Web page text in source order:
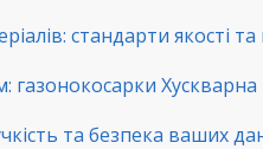
стандарти якості та
газонокосарки Хускварна
та безпека ваших